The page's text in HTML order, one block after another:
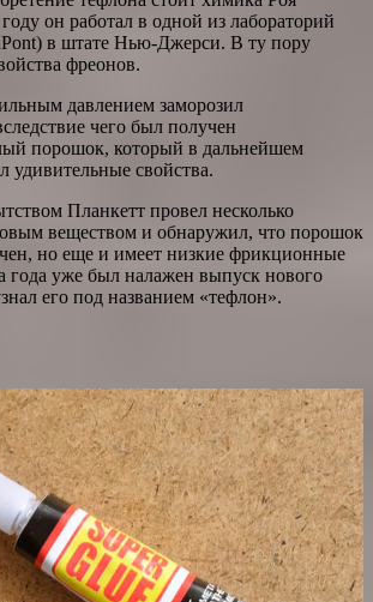
он работал в одной из лабораторий
в штате Нью-Джерси. В ту пору
фреонов.
давлением заморозил
чего был получен
порошок, который в дальнейшем
удивительные свойства.
Планкетт провел несколько
веществом и обнаружил, что порошок
но еще и имеет низкие фрикционные
года уже был налажен выпуск нового
его под названием «тефлон».